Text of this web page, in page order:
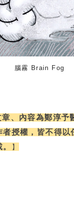
腦霧 Brain Fog
、內容為鄭淳予
者授權 ， 皆不得以
。 】